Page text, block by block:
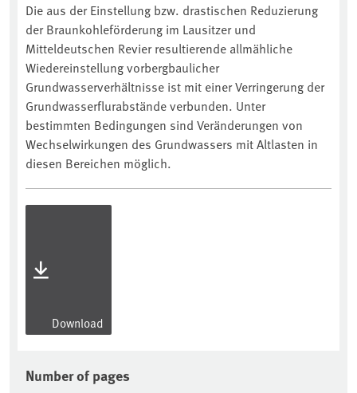
Die aus der Einstellung bzw. drastischen Reduzierung
der Braunkohleförderung im Lausitzer und
Mitteldeutschen Revier resultierende allmähliche
Wiedereinstellung vorbergbaulicher
Grundwasserverhältnisse ist mit einer Verringerung der
Grundwasserflurabstände verbunden. Unter
bestimmten Bedingungen sind Veränderungen von
Wechselwirkungen des Grundwassers mit Altlasten in
diesen Bereichen möglich.
Download
Number of pages